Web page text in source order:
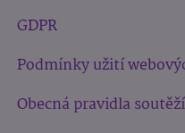
GDPR
Podmínky užití
Obecná pravidla soutěží